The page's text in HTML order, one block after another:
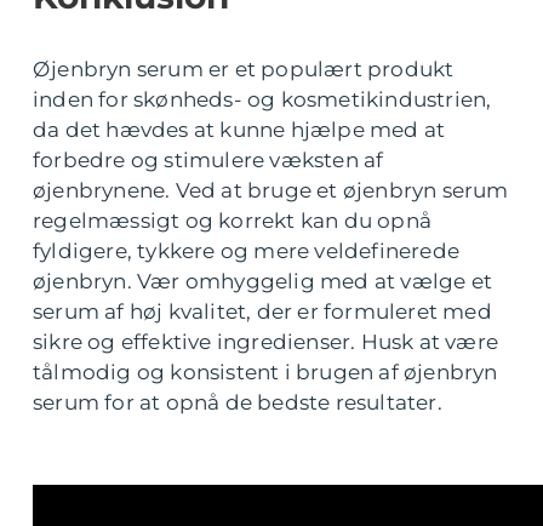
Øjenbryn serum er et populært produkt
inden for skønheds- og kosmetikindustrien,
da det hævdes at kunne hjælpe med at
forbedre og stimulere væksten af
øjenbrynene. Ved at bruge et øjenbryn serum
regelmæssigt og korrekt kan du opnå
fyldigere, tykkere og mere veldefinerede
øjenbryn. Vær omhyggelig med at vælge et
serum af høj kvalitet, der er formuleret med
sikre og effektive ingredienser. Husk at være
tålmodig og konsistent i brugen af øjenbryn
serum for at opnå de bedste resultater.